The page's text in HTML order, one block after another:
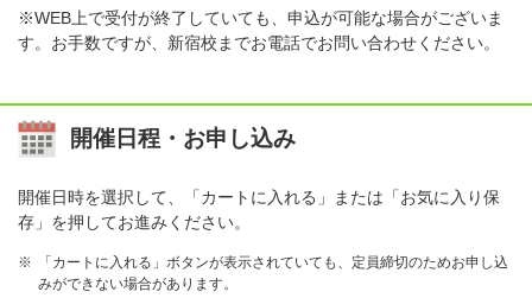
※WEB上で受付が終了していても、申込が可能な場合がございま
す。お手数ですが、新宿校までお電話でお問い合わせください。
開催日程・お申し込み
開催日時を選択して、「カートに入れる」または「お気に入り保
存」を押してお進みください。
「カートに入れる」ボタンが表示されていても、定員締切のためお申し込
みができない場合があります。